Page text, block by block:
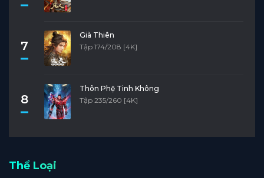
7
Già Thiên
Tập 174/208 [4K]
8
Thôn Phệ Tinh Không
Tập 235/260 [4K]
Thể Loại